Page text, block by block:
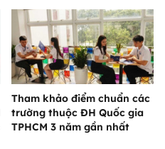
Tham khảo điểm chuẩn các
trường thuộc ĐH Quốc gia
TPHCM 3 năm gần nhất